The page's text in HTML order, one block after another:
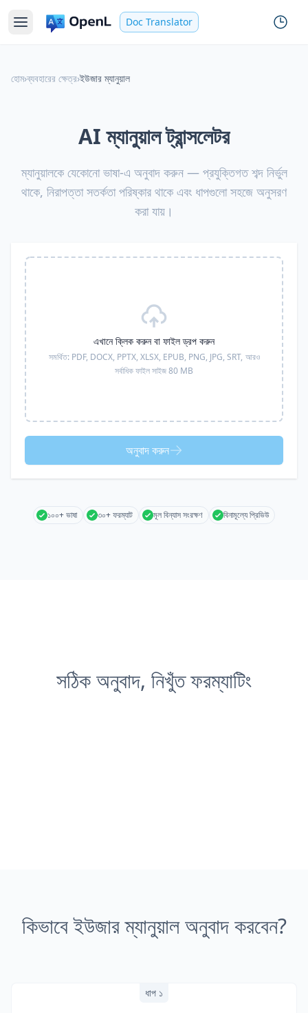
Doc Translator
হোম›ব্যবহারের ক্ষেত্র›ইউজার ম্যানুয়াল
AI ম্যানুয়াল ট্রান্সলেটর
ম্যানুয়ালকে যেকোনো ভাষা-এ অনুবাদ করুন — প্রযুক্তিগত শব্দ নির্ভুল
থাকে, নিরাপত্তা সতর্কতা পরিষ্কার থাকে এবং ধাপগুলো সহজে অনুসরণ
করা যায়।
এখানে ক্লিক করুন বা ফাইল ড্রপ করুন
সমর্থিত: PDF, DOCX, PPTX, XLSX, EPUB, PNG, JPG, SRT, আরও
সর্বাধিক ফাইল সাইজ 80 MB
অনুবাদ করুন
১০০+ ভাষা ৩০+ ফরম্যাট মূল বিন্যাস সংরক্ষণ বিনামূল্যে প্রিভিউ
সঠিক অনুবাদ, নিখুঁত ফরম্যাটিং
কিভাবে ইউজার ম্যানুয়াল অনুবাদ করবেন?
ধাপ ১